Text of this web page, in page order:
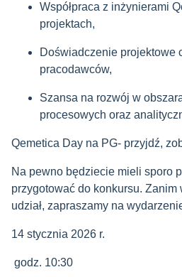
Współpraca z inżynierami
projektach,
Doświadczenie projektowe
pracodawców,
Szansa na rozwój w
procesowych oraz
Qemetica Day na PG- przyjdź,
Na pewno będziecie mieli sporo
przygotować do konkursu.
udział, zapraszamy na
14 stycznia 2026 r.
godz. 10:30